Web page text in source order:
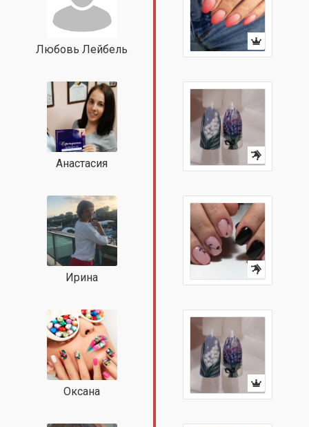
Любовь Лейбель
Анастасия
Ирина
Оксана